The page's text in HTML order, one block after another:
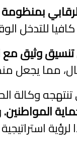
للتدخل
تنسيق وثيق مع
مما يجعل
وكالة
المواطنين.
لرؤية